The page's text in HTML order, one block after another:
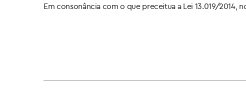
Em consonância com o que preceitua a Lei 13.019/2014,